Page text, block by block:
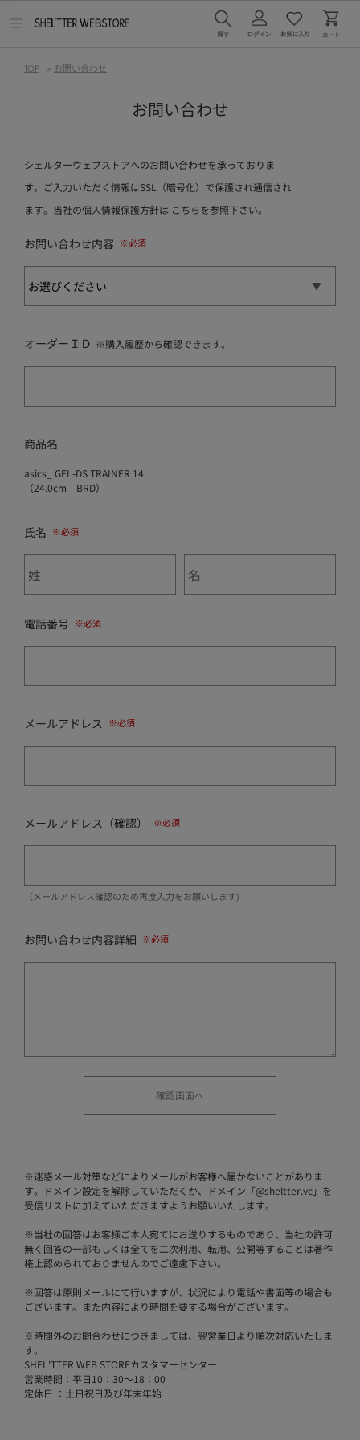
TOP > お問い合わせ
お問い合わせ
シェルターウェブストアへのお問い合わせを承っておりま
す。ご入力いただく情報はSSL（暗号化）で保護され通信され
ます。当社の個人情報保護方針は こちらを参照下さい。
お問い合わせ内容
オーダーＩＤ ※購入履歴から確認できます。
商品名
asics_ GEL-DS TRAINER 14
（24.0cm BRD）
氏名
電話番号
メールアドレス
メールアドレス（確認）
（メールアドレス確認のため再度入力をお願いします)
お問い合わせ内容詳細
※迷惑メール対策などによりメールがお客様へ届かないことがありま
す。ドメイン設定を解除していただくか、ドメイン「@sheltter.vc」を
受信リストに加えていただきますようお願いいたします。
※当社の回答はお客様ご本人宛てにお送りするものであり、当社の許可
無く回答の一部もしくは全てを二次利用、転用、公開等することは著作
権上認められておりませんのでご遠慮下さい。
※回答は原則メールにて行いますが、状況により電話や書面等の場合も
ございます。また内容により時間を要する場合がございます。
※時間外のお問合わせにつきましては、翌営業日より順次対応いたしま
す。
SHEL'TTER WEB STOREカスタマーセンター
営業時間：平日10：30～18：00
定休日 ：土日祝日及び年末年始